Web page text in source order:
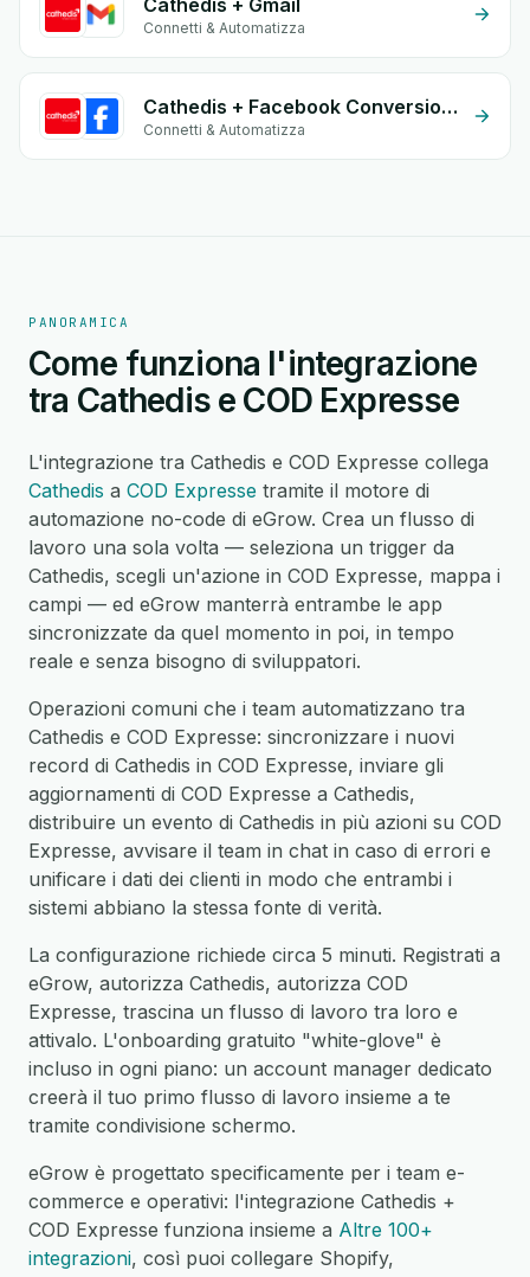
Cathedis + Gmail
Connetti & Automatizza
Cathedis + Facebook Conversion API (CAPI)
Connetti & Automatizza
PANORAMICA
Come funziona l'integrazione
tra Cathedis e COD Expresse
L'integrazione tra Cathedis e COD Expresse collega
Cathedis a COD Expresse tramite il motore di
automazione no-code di eGrow. Crea un flusso di
lavoro una sola volta — seleziona un trigger da
Cathedis, scegli un'azione in COD Expresse, mappa i
campi — ed eGrow manterrà entrambe le app
sincronizzate da quel momento in poi, in tempo
reale e senza bisogno di sviluppatori.
Operazioni comuni che i team automatizzano tra
Cathedis e COD Expresse: sincronizzare i nuovi
record di Cathedis in COD Expresse, inviare gli
aggiornamenti di COD Expresse a Cathedis,
distribuire un evento di Cathedis in più azioni su COD
Expresse, avvisare il team in chat in caso di errori e
unificare i dati dei clienti in modo che entrambi i
sistemi abbiano la stessa fonte di verità.
La configurazione richiede circa 5 minuti. Registrati a
eGrow, autorizza Cathedis, autorizza COD
Expresse, trascina un flusso di lavoro tra loro e
attivalo. L'onboarding gratuito "white-glove" è
incluso in ogni piano: un account manager dedicato
creerà il tuo primo flusso di lavoro insieme a te
tramite condivisione schermo.
eGrow è progettato specificamente per i team e-
commerce e operativi: l'integrazione Cathedis +
COD Expresse funziona insieme a Altre 100+
integrazioni, così puoi collegare Shopify,